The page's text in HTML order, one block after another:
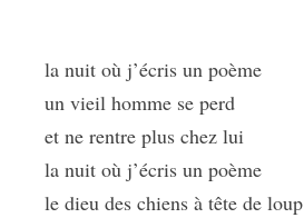
la nuit où j’écris un poème
un vieil homme se perd
et ne rentre plus chez lui
la nuit où j’écris un poème
le dieu des chiens à tête de loup